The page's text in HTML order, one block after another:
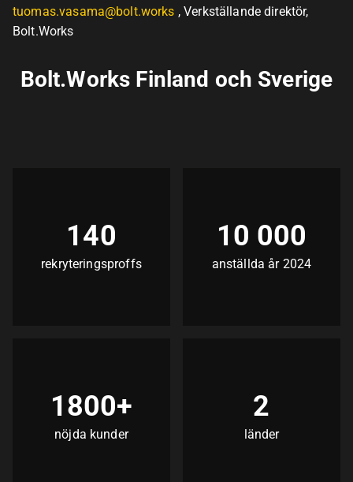
tuomas.vasama@bolt.works , Verkställande direktör,
Bolt.Works
Bolt.Works Finland och Sverige
140
rekryteringsproffs
10 000
anställda år 2024
1800+
nöjda kunder
2
länder